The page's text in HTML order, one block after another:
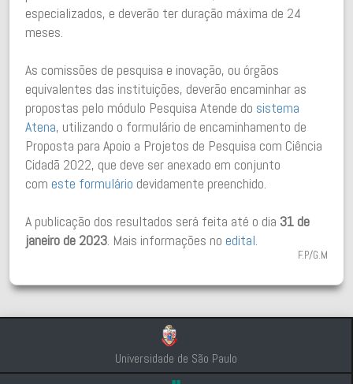
especializados, e deverão ter duração máxima de 24
meses.
As comissões de pesquisa e inovação, ou órgãos
equivalentes das instituições, deverão encaminhar as
propostas pelo módulo Pesquisa Atende do sistema
Atena, utilizando o formulário de encaminhamento de
Proposta para Apoio a Projetos de Pesquisa com Ciência
Cidadã 2022, que deve ser anexado em conjunto
com este formulário devidamente preenchido.
A publicação dos resultados será feita até o dia 31 de
janeiro de 2023. Mais informações no edital.
F.P/G.M
Universidade de São Paulo